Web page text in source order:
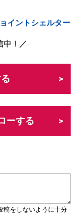
イントシェルター
中！／
ーする